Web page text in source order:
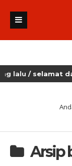
/ selamat datang
Arsip